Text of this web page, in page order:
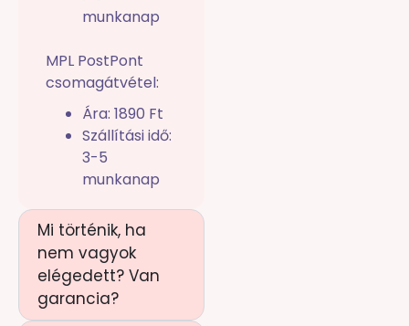
munkanap
MPL PostPont
csomagátvétel:
Ára: 1890 Ft
Szállítási idő:
3-5
munkanap
Mi történik, ha
nem vagyok
elégedett? Van
garancia?